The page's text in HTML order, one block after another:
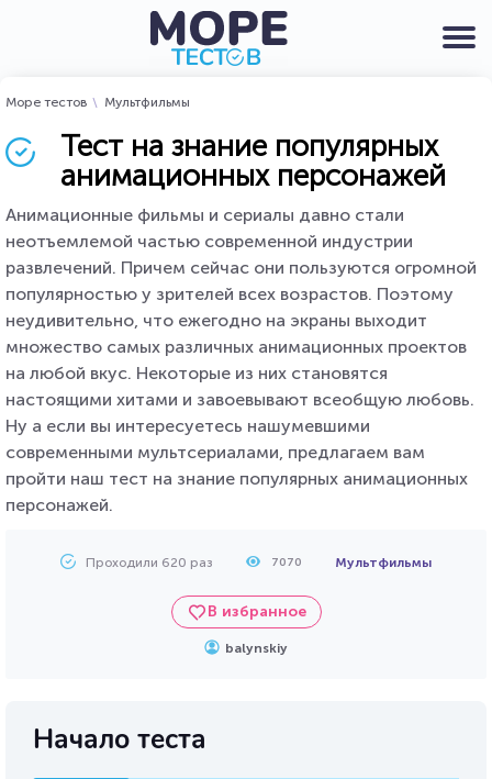
Море тестов Мультфильмы
Тест на знание популярных
анимационных персонажей
Анимационные фильмы и сериалы давно стали
неотъемлемой частью современной индустрии
развлечений. Причем сейчас они пользуются огромной
популярностью у зрителей всех возрастов. Поэтому
неудивительно, что ежегодно на экраны выходит
множество самых различных анимационных проектов
на любой вкус. Некоторые из них становятся
настоящими хитами и завоевывают всеобщую любовь.
Ну а если вы интересуетесь нашумевшими
современными мультсериалами, предлагаем вам
пройти наш тест на знание популярных анимационных
персонажей.
Проходили 620 раз 7070 Мультфильмы
В избранное
balynskiy
Начало теста